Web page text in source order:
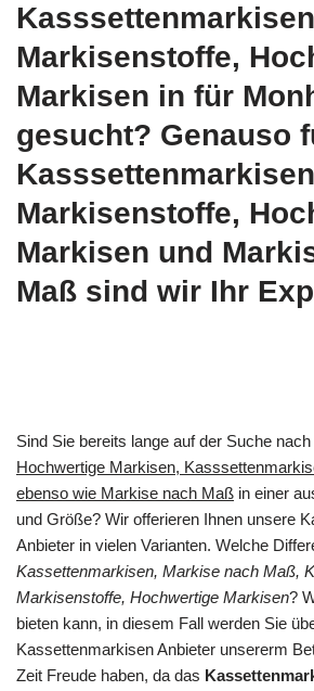
Kasssettenmarkisen
Markisenstoffe,
Markisen in für
gesucht? Genauso
Kasssettenmarkisen
Markisenstoffe,
Markisen und
Maß sind wir Ihr
Sind Sie bereits lange auf der Suche nach
Hochwertige Markisen,
ebenso wie Markise nach Maß in einer
und Größe? Wir offerieren Ihnen unsere
Anbieter in vielen Varianten. Welche
Kassettenmarkisen, Markise nach Maß,
Markisenstoffe, Hochwertige Markisen?
bieten kann, in diesem Fall werden Sie
Kassettenmarkisen Anbieter unsererm
Zeit Freude haben, da das